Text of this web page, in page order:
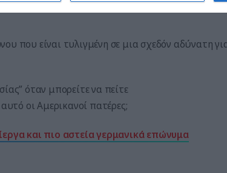
που είναι τυλιγμένη σε μια σχεδόν αδύνατη
όταν μπορείτε να πείτε
οι Αμερικανοί πατέρες;
και πιο αστεία γερμανικά επώνυμα